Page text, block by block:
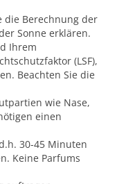
die Berechnung der
Sonne erklären.
Ihrem
(LSF),
Beachten Sie die
wie Nase,
einen
30-45 Minuten
Keine Parfums